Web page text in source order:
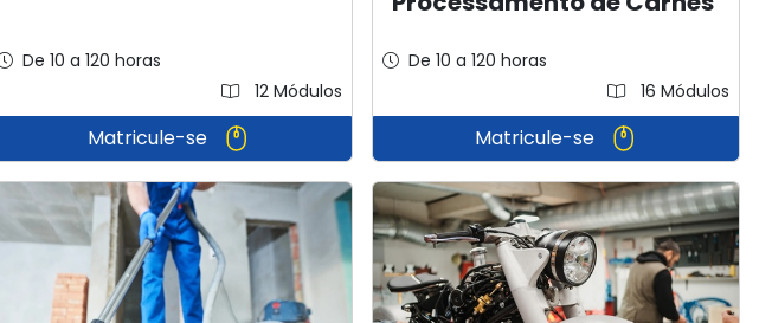
De 10 a 120 horas
12 Módulos
Matricule-se
De 10 a 120 horas
16 Módulos
Matricule-se